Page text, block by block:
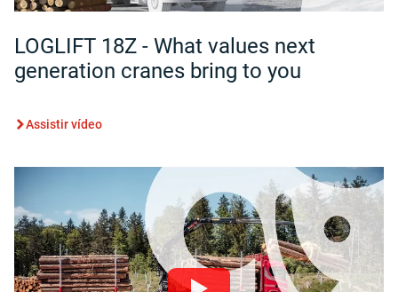
LOGLIFT 18Z - What values next
generation cranes bring to you
Assistir vídeo